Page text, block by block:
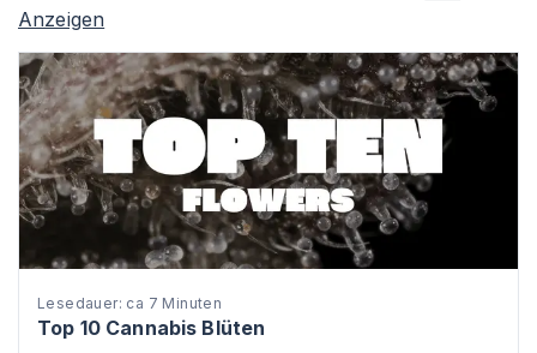
Anzeigen
Lesedauer: ca 7 Minuten
Top 10 Cannabis Blüten